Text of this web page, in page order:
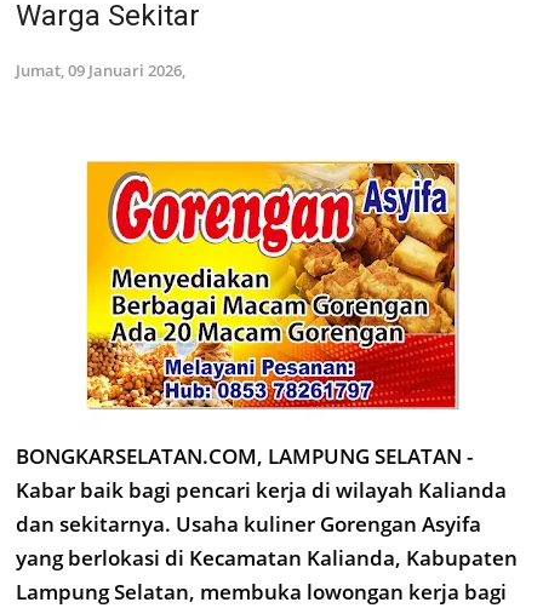
Warga Sekitar
Jumat, 09 Januari 2026,
BONGKARSELATAN.COM, LAMPUNG SELATAN -
Kabar baik bagi pencari kerja di wilayah Kalianda
dan sekitarnya. Usaha kuliner Gorengan Asyifa
yang berlokasi di Kecamatan Kalianda, Kabupaten
Lampung Selatan, membuka lowongan kerja bagi